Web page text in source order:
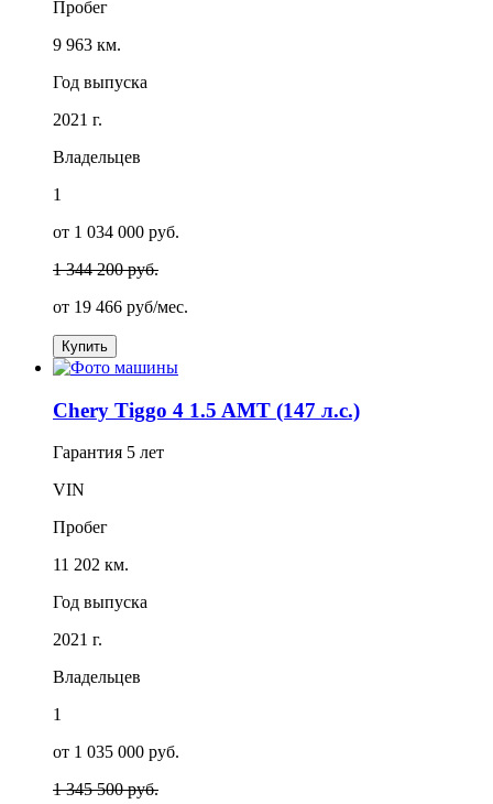
Пробег
9 963 км.
Год выпуска
2021 г.
Владельцев
1
от 1 034 000 руб.
1 344 200 руб.
от 19 466 руб/мес.
Купить
Chery Tiggo 4 1.5 AMT (147 л.с.)
Гарантия 5 лет
VIN
Пробег
11 202 км.
Год выпуска
2021 г.
Владельцев
1
от 1 035 000 руб.
1 345 500 руб.